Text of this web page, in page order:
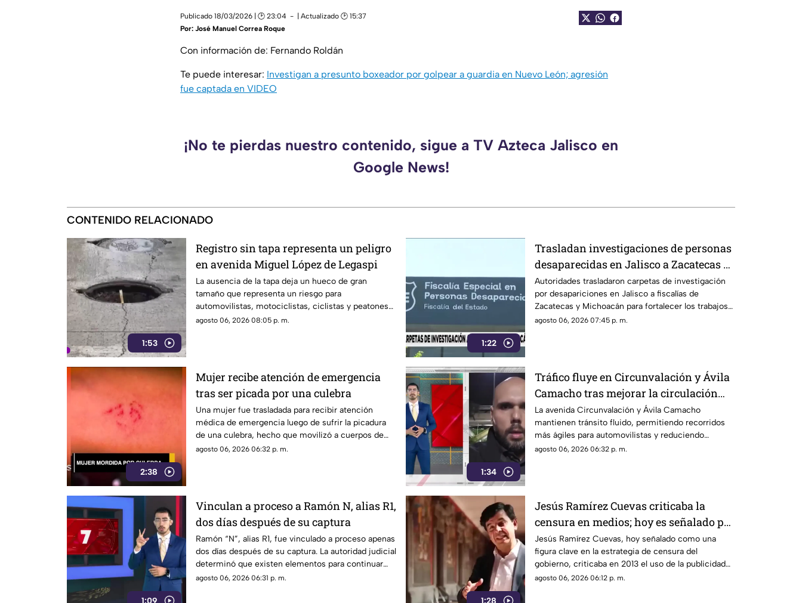
Publicado 18/03/2026 | 🕑 23:04
| Actualizado 🕑 15:37
Por: José Manuel Correa Roque
Con información de: Fernando Roldán
Te puede interesar: Investigan a presunto boxeador por golpear a guardia en Nuevo León; agresión
fue captada en VIDEO
¡No te pierdas nuestro contenido, sigue a TV Azteca Jalisco en
Google News!
CONTENIDO RELACIONADO
1:53
Registro sin tapa representa un peligro
en avenida Miguel López de Legaspi
La ausencia de la tapa deja un hueco de gran
tamaño que representa un riesgo para
automovilistas, motociclistas, ciclistas y peatones
que transitan por la zona.
agosto 06, 2026 08:05 p. m.
1:22
Trasladan investigaciones de personas
desaparecidas en Jalisco a Zacatecas y
Michoacán
Autoridades trasladaron carpetas de investigación
por desapariciones en Jalisco a fiscalías de
Zacatecas y Michoacán para fortalecer los trabajos
de búsqueda y seguimiento.
agosto 06, 2026 07:45 p. m.
2:38
Mujer recibe atención de emergencia
tras ser picada por una culebra
Una mujer fue trasladada para recibir atención
médica de emergencia luego de sufrir la picadura
de una culebra, hecho que movilizó a cuerpos de
auxilio.
agosto 06, 2026 06:32 p. m.
1:34
Tráfico fluye en Circunvalación y Ávila
Camacho tras mejorar la circulación
vial en la zona
La avenida Circunvalación y Ávila Camacho
mantienen tránsito fluido, permitiendo recorridos
más ágiles para automovilistas y reduciendo
afectaciones viales durante el día.
agosto 06, 2026 06:32 p. m.
1:09
Vinculan a proceso a Ramón N, alias R1,
dos días después de su captura
Ramón “N”, alias R1, fue vinculado a proceso apenas
dos días después de su captura. La autoridad judicial
determinó que existen elementos para continuar
con la investigación.
agosto 06, 2026 06:31 p. m.
1:28
Jesús Ramírez Cuevas criticaba la
censura en medios; hoy es señalado por
esta estrategia
Jesús Ramírez Cuevas, hoy señalado como una
figura clave en la estrategia de censura del
gobierno, criticaba en 2013 el uso de la publicidad
oficial para censurar a los medios de comunicación.
agosto 06, 2026 06:12 p. m.